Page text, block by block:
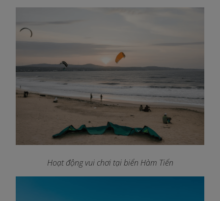
Hoạt động vui chơi tại biển Hàm Tiến